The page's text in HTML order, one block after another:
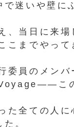
迷いや壁に
、当日に来
こまでやっ
委員のメン
こ
た全ての人
。